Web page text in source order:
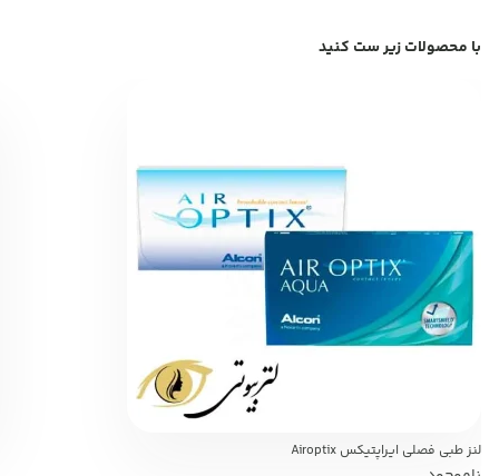
با محصولات زیر ست کنید
لنز طبی فصلی ایراپتیکس Airoptix